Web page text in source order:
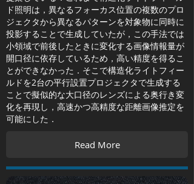
ド照明は，異なるフォーカス位置の複数のプロ
ジェクタから異なるパターンを対象物に同時に
投影することで生成していたが，この手法では
小領域で前後したときに変化する画像情報量が
開口径に依存しているため，高い精度を得るこ
とができなかった．そこで構造化ライトフィー
ルドを2台の平行設置プロジェクタで生成する
ことで擬似的な大口径のレンズによる奥行き変
化を再現し，高速かつ高精度な距離画像推定を
可能にした．
Read More